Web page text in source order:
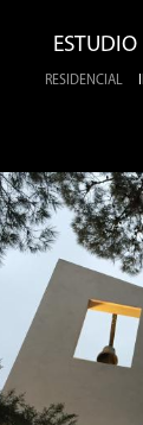
ESTUDIO
RESIDENCIAL